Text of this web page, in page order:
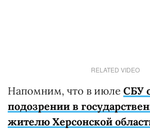
RELATED VIDEO
Напомним, что в июле СБУ
подозрении в
жителю Херсонской